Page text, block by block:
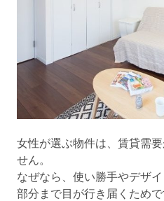
女性が選ぶ物件は、賃貸需
せん。
なぜなら、使い勝手やデザ
部分まで目が行き届くためで